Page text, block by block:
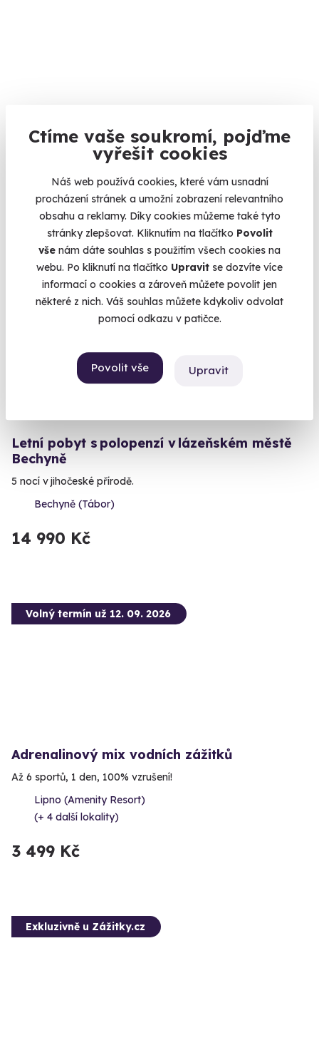
Ctíme vaše soukromí, pojďme
vyřešit cookies
Náš web používá cookies, které vám usnadní
procházení stránek a umožní zobrazení relevantního
obsahu a reklamy. Díky cookies můžeme také tyto
stránky zlepšovat. Kliknutím na tlačítko Povolit
vše nám dáte souhlas s použitím všech cookies na
webu. Po kliknutí na tlačítko Upravit se dozvíte více
informací o cookies a zároveň můžete povolit jen
některé z nich. Váš souhlas můžete kdykoliv odvolat
pomocí odkazu v patičce.
Povolit vše Upravit
Škola flyboardingu s videorozborem
Zažijte pocit svobody díky Flyboardovému kurzu!
Lipno (Amenity Resort)
(+ 4 další lokality)
4 399 Kč
Volný termín už 09. 08. 2026
Letní pobyt s polopenzí v lázeňském městě
Bechyně
5 nocí v jihočeské přírodě.
Bechyně (Tábor)
14 990 Kč
Volný termín už 12. 09. 2026
Adrenalinový mix vodních zážitků
Až 6 sportů, 1 den, 100% vzrušení!
Lipno (Amenity Resort)
(+ 4 další lokality)
3 499 Kč
Exkluzivně u Zážitky.cz